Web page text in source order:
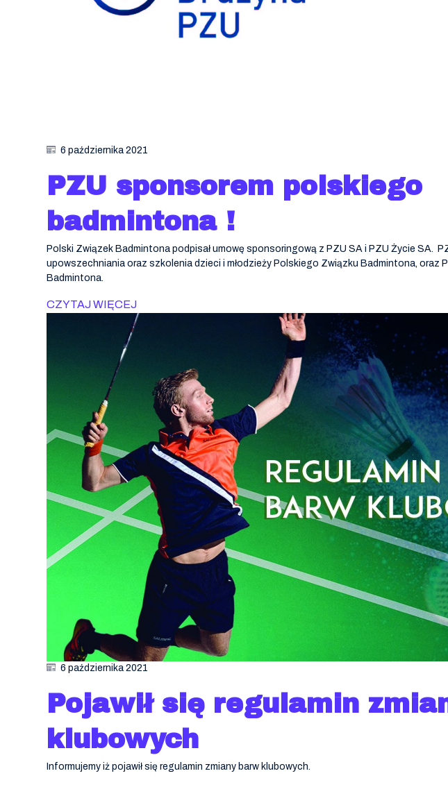
6 października 2021
PZU sponsorem polskiego
badmintona !
Polski Związek Badmintona podpisał umowę sponsoringową z PZU SA i PZU Życie SA.
upowszechniania oraz szkolenia dzieci i młodzieży Polskiego Związku Badmintona, oraz
Badmintona.
CZYTAJ WIĘCEJ
6 października 2021
Pojawił się regulamin
klubowych
Informujemy iż pojawił się regulamin zmiany barw klubowych.